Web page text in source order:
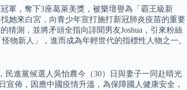
軍，奪下3座葛萊美獎，被樂壇譽為「霸王級新
她來白宮，向青少年宣打施打新冠肺炎疫苗的重要
猜測，並將矛頭全指向誹聞男友Joshua，引來粉絲
物新人」，進而成為年輕世代的指標性人物之一。
進黨候選人吳怡農今（30）日與妻子一同赴晴光
佈，因應中國疫情升溫，為保障國人健康安全，